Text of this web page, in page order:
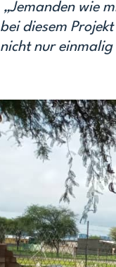
„Jemanden wie
bei diesem
nicht nur einmalig